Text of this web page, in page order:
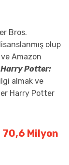
Bros.
olup
Amazon
Harry Potter:
almak ve
Harry Potter
70,6 Milyon